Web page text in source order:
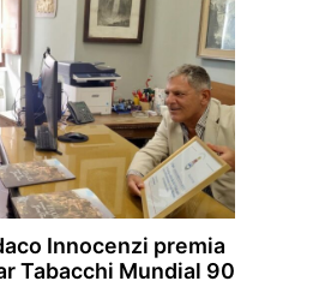
Innocenzi premia
Tabacchi Mundial 90